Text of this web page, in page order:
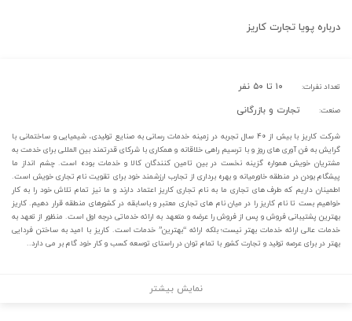
درباره پویا تجارت کاریز
تعداد نفرات: ۱۰ تا ۵۰ نفر
صنعت: تجارت و بازرگانی
شرکت کاریز با بیش از ۴۰ سال تجربه در زمینه خدمات رسانی به صنایع تولیدی، شیمیایی و ساختمانی با
گرایش به فن آوری های روز و با ترسیم راهی خلاقانه و همکاری با شرکای قدرتمند بین المللی برای خدمت به
مشتریان خویش همواره گزینه نخست در بین تامین کنندگان کالا و خدمات بوده است. چشم انداز ما
پیشگام بودن در منطقه خاورمیانه و بهره برداری از تجارب ارزشمند خود برای تقویت نام تجاری خویش است.
اطمینان داریم که طرف های تجاری ما به نام تجاری کاریز اعتماد دارند و ما نیز تمام تلاش خود را به کار
خواهیم بست تا نام کاریز را در میان نام های تجاری معتبر و باسابقه در کشورهای منطقه قرار دهیم. کاریز
بهترین پشتیبانی فروش و پس از فروش را عرضه و متعهد به ارائه خدماتی درجه اول است. منظور از تعهد به
خدمات عالی ارائه خدمات بهتر نیست؛ بلکه ارائه “بهترین” خدمات است. کاریز با امید به ساختن فردایی
بهتر در برای عرصه تولید و تجارت کشور با تمام توان در راستای توسعه کسب و کار خود گام بر می دارد..
نمایش بیشتر